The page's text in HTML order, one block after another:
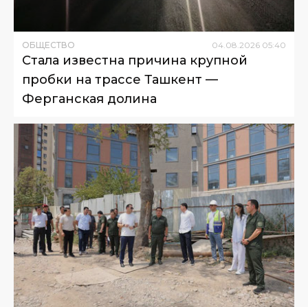
ОБЩЕСТВО 04.08.2026 05:40
Стала известна причина крупной
пробки на трассе Ташкент —
Ферганская долина